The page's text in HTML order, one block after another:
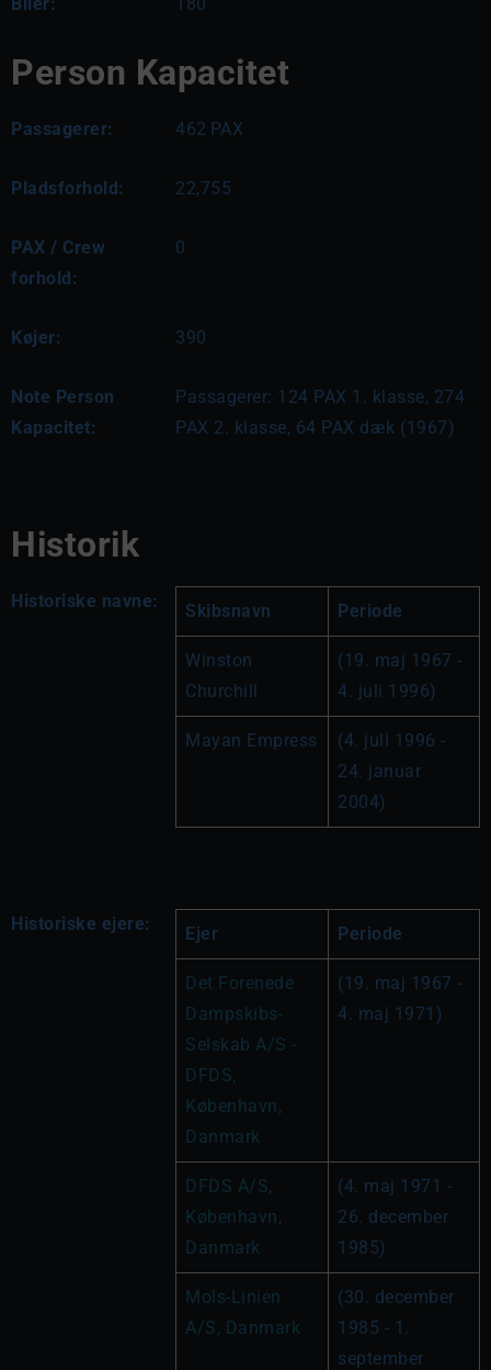
Person Kapacitet
Passagerer: 462 PAX
Pladsforhold: 22,755
PAX / Crew
forhold:
0
Køjer: 390
Note Person
Kapacitet:
Passagerer: 124 PAX 1. klasse, 274
PAX 2. klasse, 64 PAX dæk (1967)
Historik
Historiske navne: Skibsnavn Periode
Winston
Churchill
(19. maj 1967 -
4. juli 1996)
Mayan Empress
(4. juli 1996 -
24. januar
2004)
Historiske ejere: Ejer Periode
Det Forenede
Dampskibs-
Selskab A/S -
DFDS,
København,
Danmark
(19. maj 1967 -
4. maj 1971)
DFDS A/S,
København,
Danmark
(4. maj 1971 -
26. december
1985)
Mols-Linien
A/S, Danmark
(30. december
1985 - 1.
september